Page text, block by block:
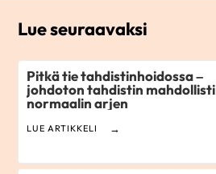
Lue seuraavaksi
Pitkä tie tahdistinhoidossa –
johdoton tahdistin mahdollisti
normaalin arjen
LUE ARTIKKELI